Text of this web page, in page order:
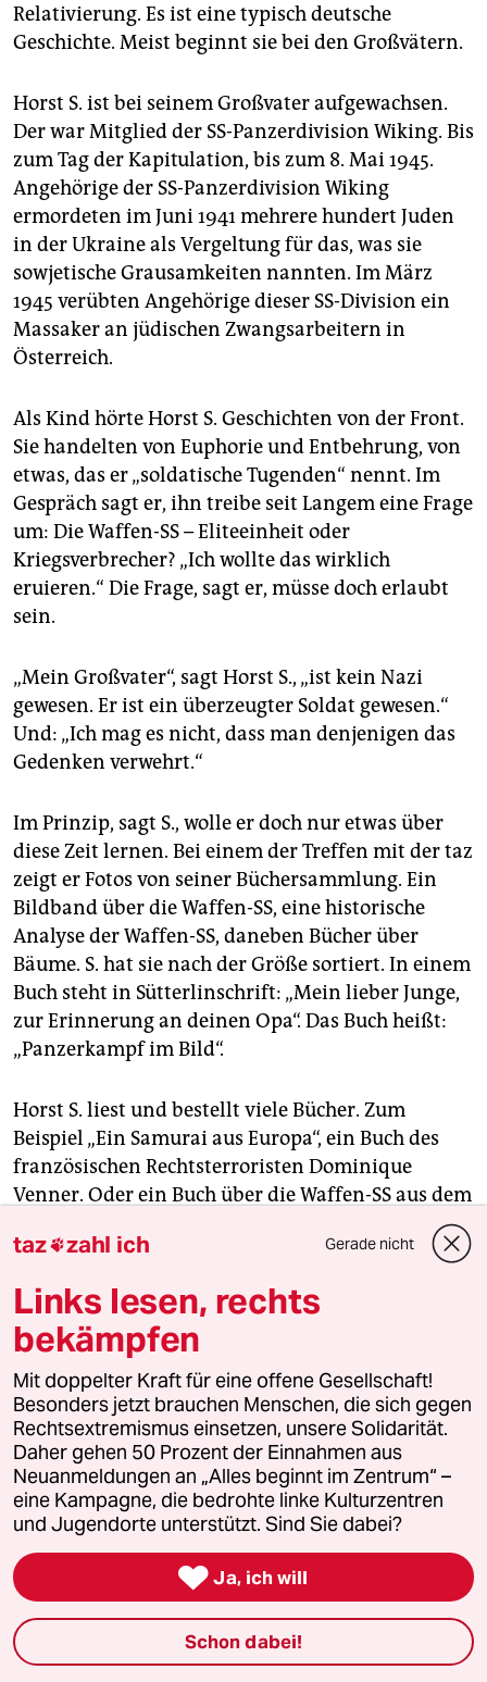
Relativierung. Es ist eine typisch deutsche
Geschichte. Meist beginnt sie bei den Großvätern.
Horst S. ist bei seinem Großvater aufgewachsen.
Der war Mitglied der SS-Panzerdivision Wiking. Bis
zum Tag der Kapitulation, bis zum 8. Mai 1945.
Angehörige der SS-Panzerdivision Wiking
ermordeten im Juni 1941 mehrere hundert Juden
in der Ukraine als Vergeltung für das, was sie
sowjetische Grausamkeiten nannten. Im März
1945 verübten Angehörige dieser SS-Division ein
Massaker an jüdischen Zwangsarbeitern in
Österreich.
Als Kind hörte Horst S. Geschichten von der Front.
Sie handelten von Euphorie und Entbehrung, von
etwas, das er „soldatische Tugenden“ nennt. Im
Gespräch sagt er, ihn treibe seit Langem eine Frage
um: Die Waffen-SS – Eliteeinheit oder
Kriegsverbrecher? „Ich wollte das wirklich
eruieren.“ Die Frage, sagt er, müsse doch erlaubt
sein.
„Mein Großvater“, sagt Horst S., „ist kein Nazi
gewesen. Er ist ein überzeugter Soldat gewesen.“
Und: „Ich mag es nicht, dass man denjenigen das
Gedenken verwehrt.“
Im Prinzip, sagt S., wolle er doch nur etwas über
diese Zeit lernen. Bei einem der Treffen mit der taz
zeigt er Fotos von seiner Büchersammlung. Ein
Bildband über die Waffen-SS, eine historische
Analyse der Waffen-SS, daneben Bücher über
Bäume. S. hat sie nach der Größe sortiert. In einem
Buch steht in Sütterlinschrift: „Mein lieber Junge,
zur Erinnerung an deinen Opa“. Das Buch heißt:
„Panzerkampf im Bild“.
Horst S. liest und bestellt viele Bücher. Zum
Beispiel „Ein Samurai aus Europa“, ein Buch des
französischen Rechtsterroristen Dominique
Venner. Oder ein Buch über die Waffen-SS aus dem
rechtsradikale Zeitschrift herausgab. Für seine
Kommandeur der Reservisten-Kompanie bei
Verlagen, die der Verfassungsschutz beobachtet.
„Wenn ich Literatur kaufe aus einer frei
verfügbaren Quelle, dann kann ich das machen“,
sagt S. „Glücklicherweise leben wir in einem Land,
wo der Artikel 5 des Grundgesetzes gilt: Ich kann
mich aus jeder frei verfügbaren Quelle
informieren.“
S. liest auchRussia Today, Politaia,den
Honigmann-Blog.Manches, sagt er, sei da auch mit
Vorsicht zu genießen.Russia Today
taz zahl ich Gerade nicht
Links lesen, rechts
bekämpfen
Mit doppelter Kraft für eine offene Gesellschaft!
Besonders jetzt brauchen Menschen, die sich gegen
Rechtsextremismus einsetzen, unsere Solidarität.
Daher gehen 50 Prozent der Einnahmen aus
Neuanmeldungen an „Alles beginnt im Zentrum“ –
eine Kampagne, die bedrohte linke Kulturzentren
und Jugendorte unterstützt. Sind Sie dabei?
 Ja, ich will
Schon dabei!